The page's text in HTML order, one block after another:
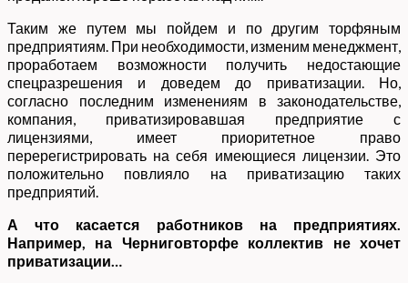
Таким же путем мы пойдем и по другим торфяным
предприятиям. При необходимости, изменим менеджмент,
проработаем возможности получить недостающие
спецразрешения и доведем до приватизации. Но,
согласно последним изменениям в законодательстве,
компания, приватизировавшая предприятие с
лицензиями, имеет приоритетное право
перерегистрировать на себя имеющиеся лицензии. Это
положительно повлияло на приватизацию таких
предприятий.
А что касается работников на предприятиях.
Например, на Черниговторфе коллектив не хочет
приватизации…